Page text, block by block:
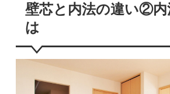
壁芯と内法の違い②内
は